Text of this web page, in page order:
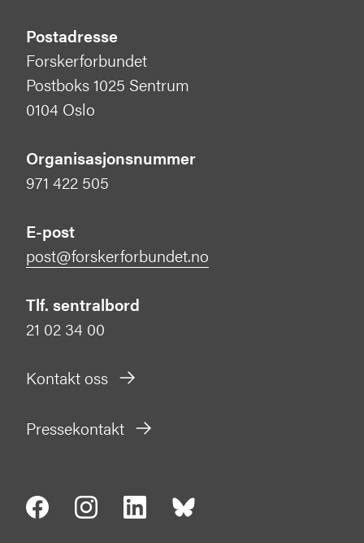
Postadresse
Forskerforbundet
Postboks 1025 Sentrum
0104 Oslo
Organisasjonsnummer
971 422 505
E-post
post@forskerforbundet.no
Tlf. sentralbord
21 02 34 00
Kontakt oss
Pressekontakt